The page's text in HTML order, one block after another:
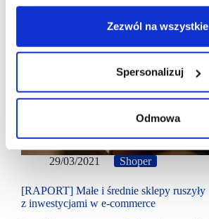
Zezwól na wszystkie
Spersonalizuj
Odmowa
29/03/2021 Shoper
[RAPORT] Małe i średnie sklepy ruszyły
z inwestycjami w e-commerce